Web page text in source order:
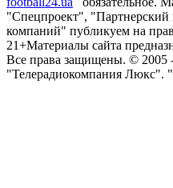
РедакцияПрогнозыПолитика
сайтуКонтакты Правила
политикаСтруктура
Соц. сети